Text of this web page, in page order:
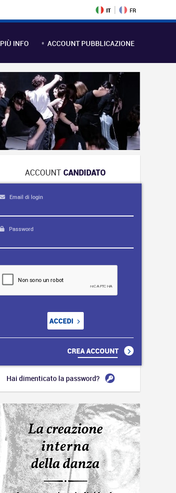
IT FR
PIÙ INFO ACCOUNT PUBBLICAZIONE
ACCOUNTCANDIDATO
Email di login
Password
ACCEDI
CREA ACCOUNT
Hai dimenticato la password?